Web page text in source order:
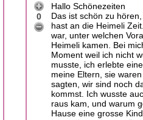
0
Hallo Schönezeiten
Das ist schön zu
hast an die Heimeli
war, unter welchen
Heimeli kamen. Bei
Moment weil ich nicht
musste, ich erlebte
meine Eltern, sie
sagten, wir sind noch
kommst. Ich wusste
raus kam, und warum
Hause eine grosse